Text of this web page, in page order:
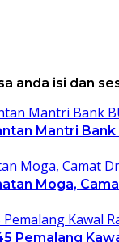
anda isi dan
Mantri
Moga,
Pemalang